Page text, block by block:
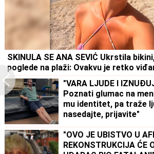
SKINULA SE ANA SEVIĆ Ukrstila
poglede na plaži: Ovakvu je retko
"VARA LJUDE I
Poznati glumac na
mu identitet, pa traže
nasedajte, prijavite"
"OVO JE UBISTVO U
REKONSTRUKCIJA ĆE